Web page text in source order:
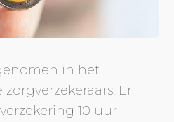
in het
Er
10 uur